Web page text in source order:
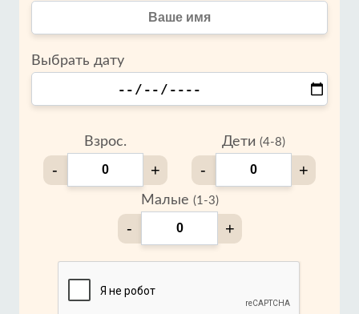
Выбрать дату
Взрос.
- +
Дети (4-8)
- +
Малые (1-3)
- +